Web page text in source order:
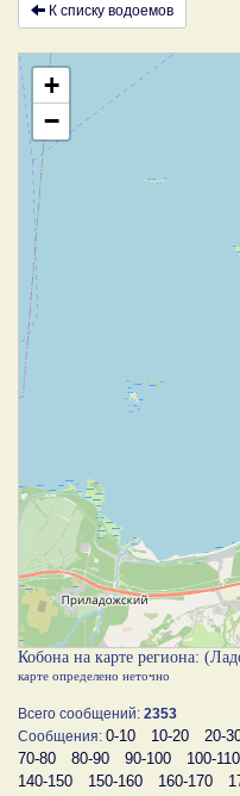
К списку водоемов
+
−
Кобона на карте региона:
карте определено неточно
Всего сообщений: 2353
Сообщения: 0-10 10-20 20-
70-80
80-90 90-100 100-110
140-150
150-160 160-170